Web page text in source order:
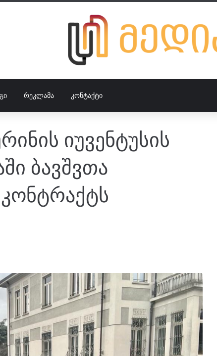
ᲠᲔᲙᲚᲐᲛᲐ ᲙᲝᲜᲢᲐᲥᲢᲘ
იუვენტუსის
ბავშვთა
კონტრაქტს